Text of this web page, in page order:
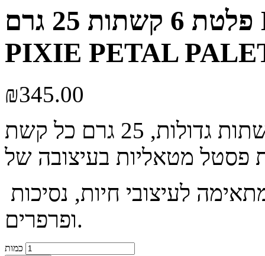
פלטת 6 קשתות 25 גרם LEANNE'S HAPPY
PIXIE PETAL
₪345.00
ופרפרים.
כמות